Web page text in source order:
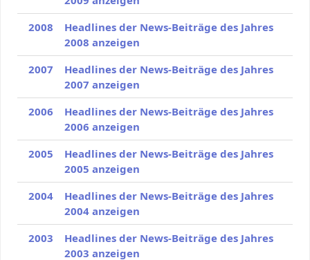
2008
Headlines der News-Beiträge des Jahres
2008 anzeigen
2007
Headlines der News-Beiträge des Jahres
2007 anzeigen
2006
Headlines der News-Beiträge des Jahres
2006 anzeigen
2005
Headlines der News-Beiträge des Jahres
2005 anzeigen
2004
Headlines der News-Beiträge des Jahres
2004 anzeigen
2003
Headlines der News-Beiträge des Jahres
2003 anzeigen